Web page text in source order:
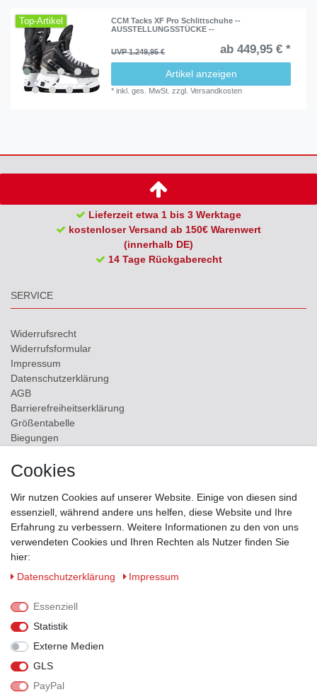
Top-Artikel
CCM Tacks XF Pro Schlittschuhe --
AUSSTELLUNGSSTÜCKE --
UVP 1.249,95 € ab 449,95 € *
Artikel anzeigen
*inkl. ges. MwSt. zzgl.Versandkosten
Lieferzeit etwa 1 bis 3 Werktage
kostenloser Versand ab 150€ Warenwert
(innerhalb DE)
14 Tage Rückgaberecht
SERVICE
Widerrufs­recht
Widerrufs­formular
Impressum
Daten­schutz­erklärung
AGB
Barrierefreiheitserklärung
Größentabelle
Biegungen
Kontakt
ZAHLUNGSMÖGLICHKEITEN
VERSANDPARTNER
Cookies
Wir nutzen Cookies auf unserer Website. Einige von diesen sind
essenziell, während andere uns helfen, diese Website und Ihre
Erfahrung zu verbessern. Weitere Informationen zu den von uns
verwendeten Cookies und Ihren Rechten als Nutzer finden Sie
hier:
Daten­schutz­erklärung
Impressum
Essenziell
Statistik
Externe Medien
GLS
PayPal